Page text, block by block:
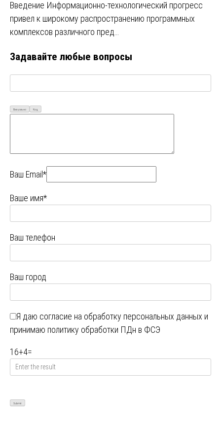
Введение Информационно-технологический прогресс
привел к широкому распространению программных
комплексов различного пред…
Задавайте любые вопросы
Визуально Код
Ваш Email*
Ваше имя*
Ваш телефон
Ваш город
Я даю согласие на обработку персональных данных и
принимаю политику обработки ПДн в ФСЭ
16+4=